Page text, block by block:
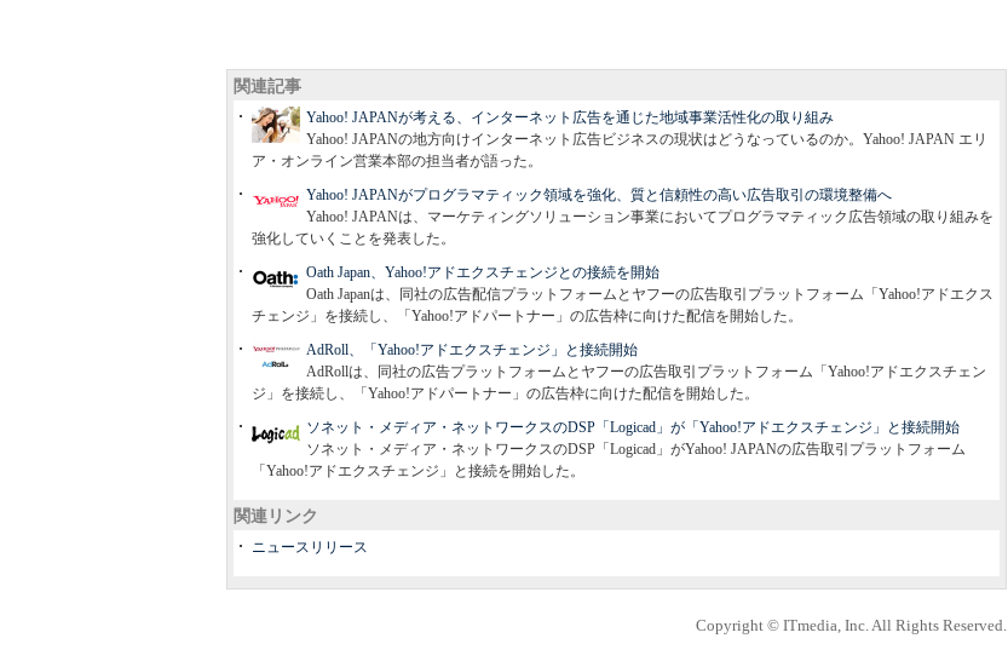
関連記事
Yahoo! JAPANが考える、インターネット広告を通じた地域事業活性化の取り組み
Yahoo! JAPANの地方向けインターネット広告ビジネスの現状はどうなっているのか。Yahoo! JAPAN エリ
ア・オンライン営業本部の担当者が語った。
Yahoo! JAPANがプログラマティック領域を強化、質と信頼性の高い広告取引の環境整備へ
Yahoo! JAPANは、マーケティングソリューション事業においてプログラマティック広告領域の取り組みを
強化していくことを発表した。
Oath Japan、Yahoo!アドエクスチェンジとの接続を開始
Oath Japanは、同社の広告配信プラットフォームとヤフーの広告取引プラットフォーム「Yahoo!アドエクス
チェンジ」を接続し、「Yahoo!アドパートナー」の広告枠に向けた配信を開始した。
AdRoll、「Yahoo!アドエクスチェンジ」と接続開始
AdRollは、同社の広告プラットフォームとヤフーの広告取引プラットフォーム「Yahoo!アドエクスチェン
ジ」を接続し、「Yahoo!アドパートナー」の広告枠に向けた配信を開始した。
ソネット・メディア・ネットワークスのDSP「Logicad」が「Yahoo!アドエクスチェンジ」と接続開始
ソネット・メディア・ネットワークスのDSP「Logicad」がYahoo! JAPANの広告取引プラットフォーム
「Yahoo!アドエクスチェンジ」と接続を開始した。
関連リンク
ニュースリリース
Copyright © ITmedia, Inc. All Rights Reserved.